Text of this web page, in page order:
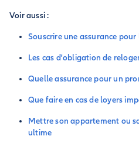
Voir aussi :
Souscrire une assurance
Les cas d'obligation de
Quelle assurance pour un
Que faire en cas de loyers
Mettre son appartement ou
ultime